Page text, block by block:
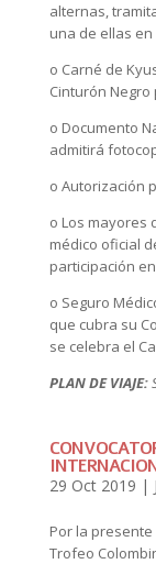
alternas,
una de ellas
o Carné de
Cinturón
o Documento
admitirá
o Autorización
o Los mayores
médico oficial
participación
o Seguro
que cubra su
se celebra el
PLAN DE VIAJE:
29 Oct 2019 |
Por la
Trofeo